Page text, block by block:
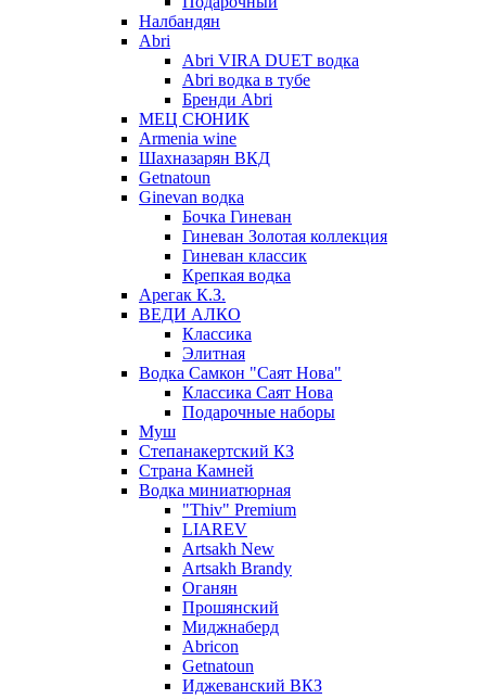
Налбандян
Abri
Abri VIRA DUET водка
Abri водка в тубе
Бренди Abri
МЕЦ СЮНИК
Armenia wine
Шахназарян ВКД
Getnatoun
Ginevan водка
Бочка Гиневан
Гиневан Золотая коллекция
Гиневан классик
Крепкая водка
Арегак К.З.
ВЕДИ АЛКО
Классика
Элитная
Водка Самкон "Саят Нова"
Классика Саят Нова
Подарочные наборы
Муш
Степанакертский КЗ
Страна Камней
Водка миниатюрная
"Thiv" Premium
LIAREV
Artsakh New
Artsakh Brandy
Оганян
Прошянский
Миджнаберд
Abricon
Getnatoun
Иджеванский ВКЗ